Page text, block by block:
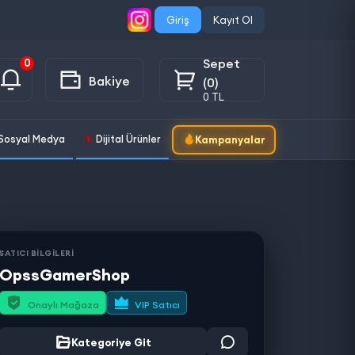
Giriş Kayıt Ol
0
Bakiye
Sepet
(0)
0 TL
Medya Dijital Ürünler Kampanyalar
SATICI BİLGİLERİ
OpssGamerShop
Onaylı Mağaza VIP Satıcı
Kategoriye Git